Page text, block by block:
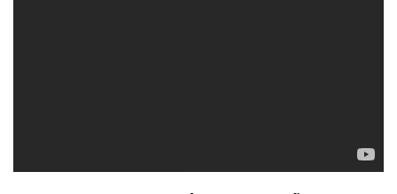
thời hỗ trợ doanh nghiệp của bạn tối ưu hóa chi phí